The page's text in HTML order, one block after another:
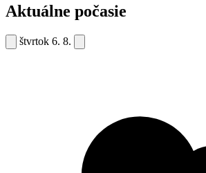
Aktuálne počasie
štvrtok 6. 8.